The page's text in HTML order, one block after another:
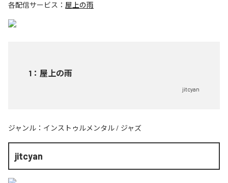
各配信サービス： 屋上の雨
1 ： 屋上の雨
jitcyan
ジャンル： インストゥルメンタル / ジャズ
jitcyan